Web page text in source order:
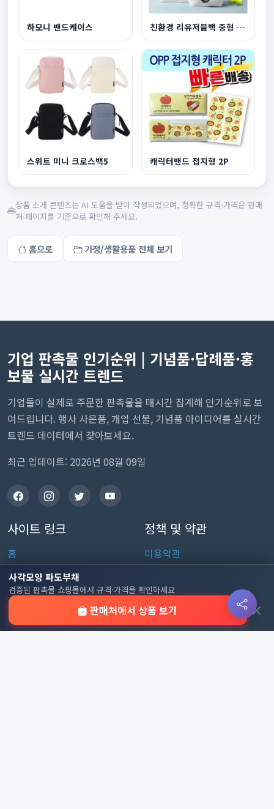
하모니 밴드케이스 친환경 리유저블백 중형 440x360x150mm
스위트 미니 크로스백5 캐릭터밴드 접지형 2P
상품 소개 콘텐츠는 AI 도움을 받아 작성되었으며, 정확한 규격·가격은 판매
처 페이지를 기준으로 확인해 주세요.
홈으로 가정/생활용품 전체 보기
사각모양 파도부채
검증된 판촉물 쇼핑몰에서 규격·가격을 확인하세요
판매처에서 상품 보기 ×
기업 판촉물 인기순위 | 기념품·답례품·홍
보물 실시간 트렌드
기업들이 실제로 주문한 판촉물을 매시간 집계해 인기순위로 보
여드립니다. 행사 사은품, 개업 선물, 기념품 아이디어를 실시간
트렌드 데이터에서 찾아보세요.
최근 업데이트: 2026년 08월 09일
사이트 링크
홈
판촉물 인기 순위
전체 카테고리
자주 묻는 질문
정책 및 약관
이용약관
쿠키 정책